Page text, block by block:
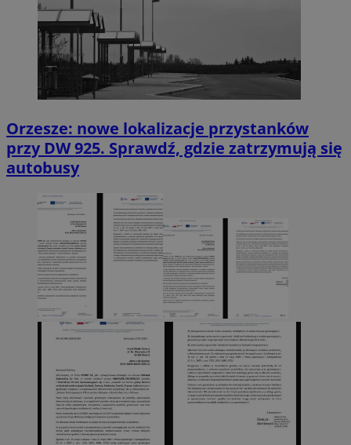
Orzesze: nowe lokalizacje przystanków
przy DW 925. Sprawdź, gdzie zatrzymują się
autobusy